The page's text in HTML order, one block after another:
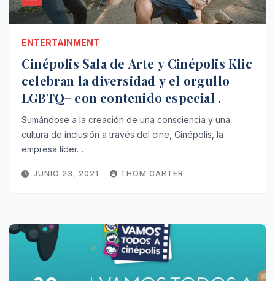
ENTERTAINMENT
Cinépolis Sala de Arte y Cinépolis Klic
celebran la diversidad y el orgullo
LGBTQ+ con contenido especial .
Sumándose a la creación de una consciencia y una
cultura de inclusión a través del cine, Cinépolis, la
empresa líder…
JUNIO 23, 2021 THOM CARTER